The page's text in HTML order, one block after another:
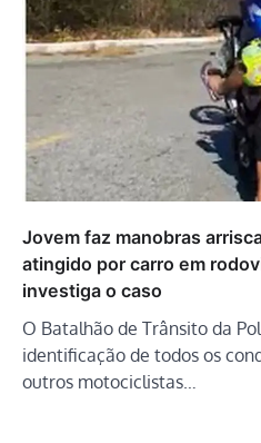
Jovem faz manobras
atingido por carro em
investiga o caso
O Batalhão de Trânsito da
identificação de todos os
outros motociclistas…